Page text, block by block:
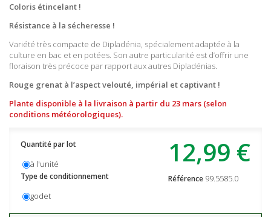
Coloris étincelant !
Résistance à la sécheresse !
Variété très compacte de Dipladénia, spécialement adaptée à la
culture en bac et en potées. Son autre particularité est d’offrir une
floraison très précoce par rapport aux autres Dipladénias.
Rouge grenat à l’aspect velouté, impérial et captivant !
Plante disponible à la livraison à partir du 23 mars (selon
conditions météorologiques).
12,99 €
Référence 99.5585.0
Quantité par lot
à l'unité
Type de conditionnement
godet